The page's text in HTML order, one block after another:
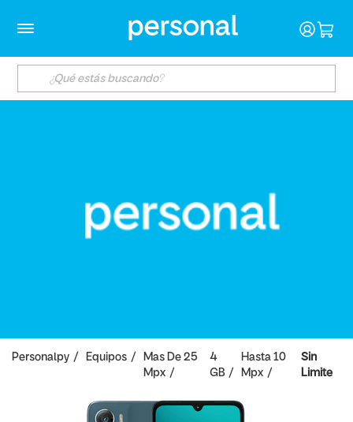
Personalpy Equipos
Mas De 25
Mpx
4
GB
Hasta 10
Mpx
Sin
Limite